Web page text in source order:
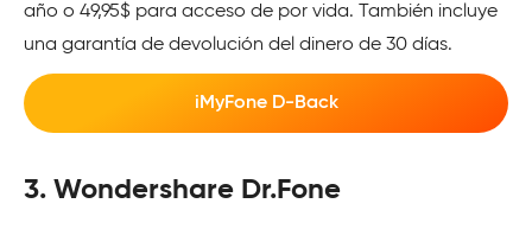
año o 49,95$ para acceso de por vida. También incluye
una garantía de devolución del dinero de 30 días.
iMyFone D-Back
3. Wondershare Dr.Fone